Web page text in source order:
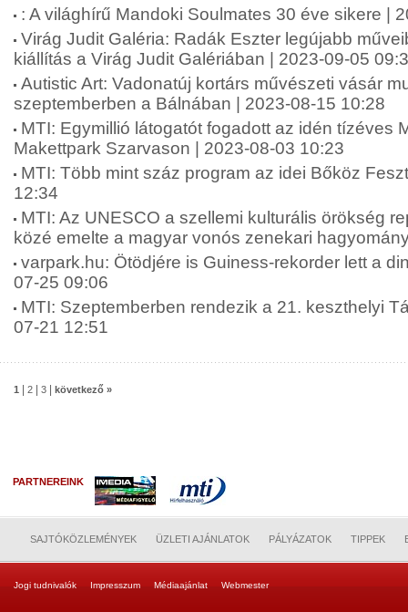
: A világhírű Mandoki Soulmates 30 éve sikere |
Virág Judit Galéria: Radák Eszter legújabb
kiállítás a Virág Judit Galériában | 2023-09-05
Autistic Art: Vadonatúj kortárs művészeti vásár
szeptemberben a Bálnában | 2023-08-15 10:28
MTI: Egymillió látogatót fogadott az idén tízéves
Makettpark Szarvason | 2023-08-03 10:23
MTI: Több mint száz program az idei Bőköz
12:34
MTI: Az UNESCO a szellemi kulturális örökség
közé emelte a magyar vonós zenekari
varpark.hu: Ötödjére is Guiness-rekorder lett a
07-25 09:06
MTI: Szeptemberben rendezik a 21. keszthelyi
07-21 12:51
1 2 3 következő »
PARTNEREINK
SAJTÓKÖZLEMÉNYEK ÜZLETI AJÁNLATOK PÁLYÁZATOK TIPPEK
Jogi tudnivalók Impresszum Médiaajánlat Webmester